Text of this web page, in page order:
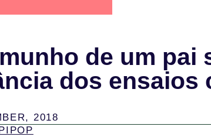
de um pai
dos ensaios
2018